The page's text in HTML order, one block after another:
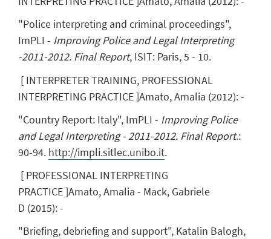
"Police interpreting and criminal proceedings",
ImPLI - Improving Police and Legal Interpreting
-2011-2012. Final Report, ISIT: Paris, 5 - 10.
[ INTERPRETER TRAINING, PROFESSIONAL
INTERPRETING PRACTICE]Amato, Amalia (2012):-
"Country Report: Italy", ImPLI - Improving Police
and Legal Interpreting - 2011-2012. Final Report.:
90-94. http://impli.sitlec.unibo.it.
[ PROFESSIONAL INTERPRETING
PRACTICE]Amato, Amalia - Mack, Gabriele
D (2015):-
"Briefing, debriefing and support", Katalin Balogh,